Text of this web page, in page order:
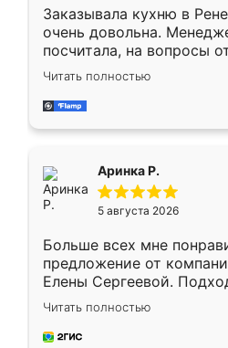
Заказывала кухню в
очень довольна.
посчитала, на вопросы
Замерщик приехал в
делу со всей
за день, ребята
Читать полностью
Аринка Р.
5 августа 2026
Больше всех мне
предложение от
Елены Сергеевой.
короткие сроки
для замера сотрудник
предложил по моему
Читать полностью